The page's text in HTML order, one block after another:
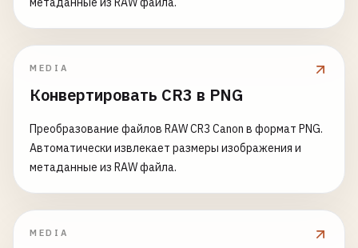
MEDIA
Конвертировать CR3 в PNG
Преобразование файлов RAW CR3 Canon в формат PNG.
Автоматически извлекает размеры изображения и
метаданные из RAW файла.
MEDIA